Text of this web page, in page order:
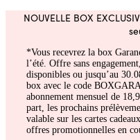
NOUVELLE BOX
*Vous recevrez la box
l’été. Offre sans
disponibles ou jusqu’au
box avec le code
abonnement mensuel de
part, les prochains
valable sur les cartes
offres promotionnelles en